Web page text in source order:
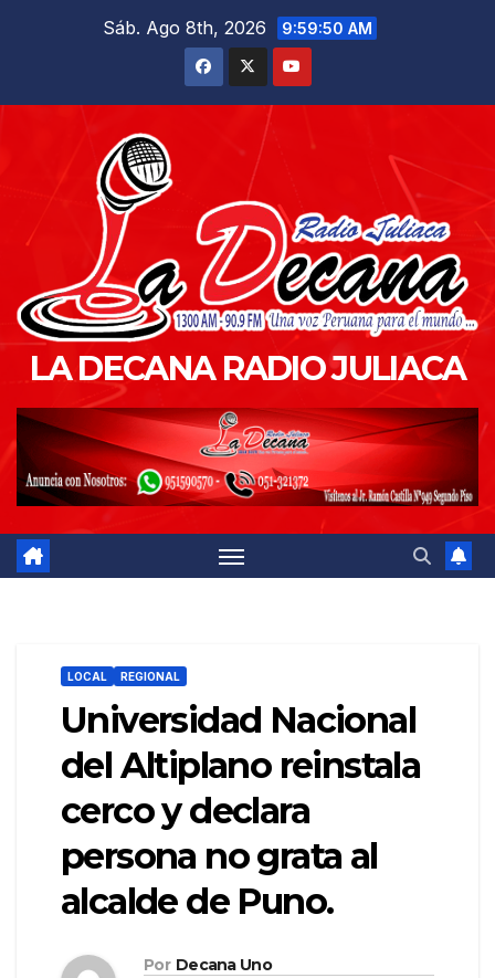
Sáb. Ago 8th, 2026 9:59:51 AM
LA DECANA RADIO JULIACA
LOCAL REGIONAL
Universidad Nacional
del Altiplano reinstala
cerco y declara
persona no grata al
alcalde de Puno.
Por Decana Uno